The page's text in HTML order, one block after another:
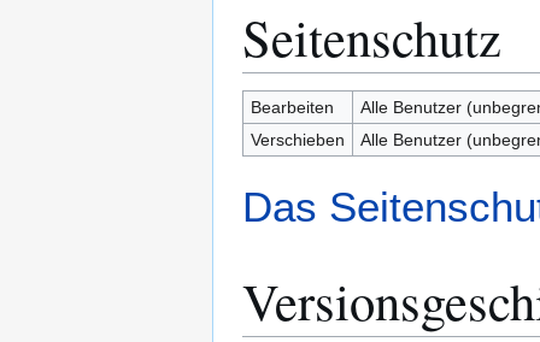
Seitenschutz
Bearbeiten
Alle Benutzer
Verschieben
Alle Benutzer
Das